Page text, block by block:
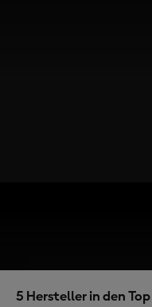
5 Hersteller in den